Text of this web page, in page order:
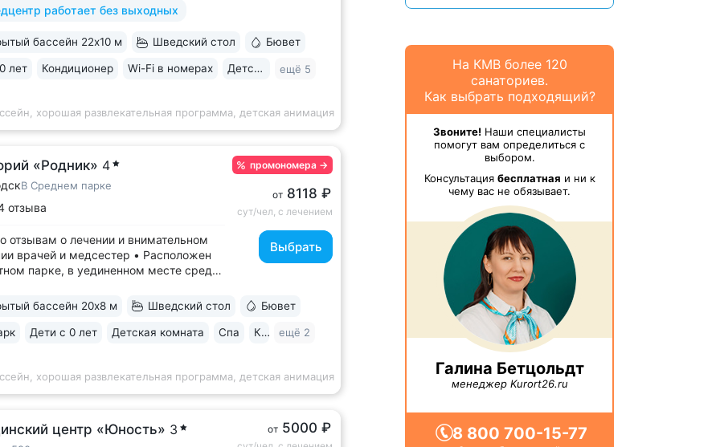
из лучших вариантов по питанию
парка и Грязелечебницы им....
работает без выходных
бассейн 22х10 м Шведский стол Бювет
лет Кондиционер Wi-Fi в номерах Детская комната ещё 5
хорошая развлекательная программа, детская анимация
«Родник» 4
В Среднем парке
отзыва
отзывам о лечении и внимательном
врачей и медсестер • Расположен
парке, в уединенном месте среди
выходят на лес: тишина, чистый
пение птиц • Удобный выход в Нижний
парки: в 15 минутах ходьбы...
промономера →
от 8118 ₽
сут/чел, с лечением
Выбрать
бассейн 20х8 м Шведский стол Бювет
Дети с 0 лет Детская комната Спа Караоке ещё 2
хорошая развлекательная программа, детская анимация
центр «Юность» 3 от 5000 ₽
На КМВ более 120
санаториев.
Как выбрать подходящий?
Звоните! Наши специалисты
помогут вам определиться с
выбором.
Консультация бесплатная и ни к
чему вас не обязывает.
Галина Бетцольдт
менеджер Kurort26.ru
8 800 700-15-77